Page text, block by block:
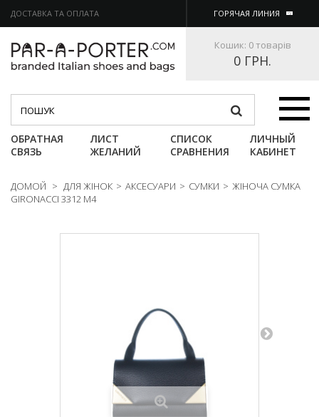
ДОСТАВКА ТА ОПЛАТА ГОРЯЧАЯ ЛИНИЯ
Кошик: 0 товарів
0 ГРН.
Категории
ОБРАТНАЯ
СВЯЗЬ
ЛИСТ
ЖЕЛАНИЙ
СПИСОК
СРАВНЕНИЯ
ЛИЧНЫЙ
КАБИНЕТ
ДОМОЙ > ДЛЯ ЖІНОК > АКСЕСУАРИ > СУМКИ > ЖІНОЧА СУМКА
GIRONACCI 3312 M4